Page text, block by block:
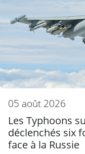
05 août 2026
Les Typhoons
déclenchés six
face à la Russie